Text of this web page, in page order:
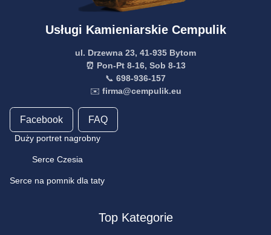
Usługi Kamieniarskie Cempulik
ul. Drzewna 23, 41-935 Bytom
⏰ Pon-Pt 8-16, Sob 8-13
📞 698-936-157
✉️ firma@cempulik.eu
Facebook FAQ
Duży portret nagrobny
Serce Czesia
Serce na pomnik dla taty
Top Kategorie